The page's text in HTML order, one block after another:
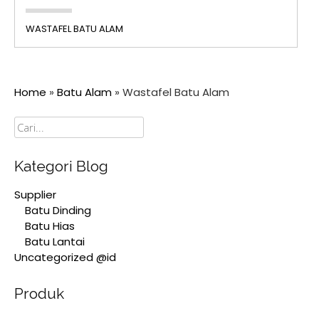
WASTAFEL BATU ALAM
Home » Batu Alam » Wastafel Batu Alam
Cari
Kategori Blog
Supplier
Batu Dinding
Batu Hias
Batu Lantai
Uncategorized @id
Produk